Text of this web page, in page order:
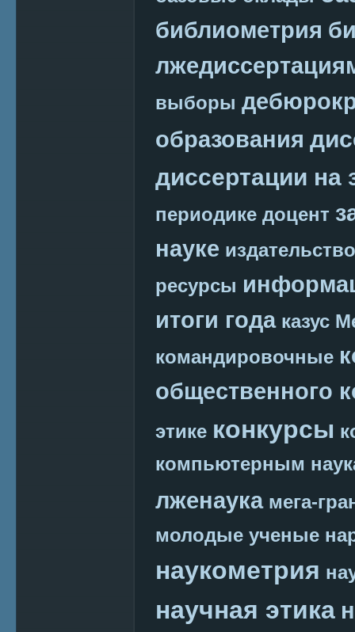
библиометрия
выборы
образования
диссертации на
периодике доцент
науке издательство
ресурсы
итоги года казус
командировочные
общественного
этике конкурсы
компьютерным
лженаука мега-
молодые ученые
наукометрия
научная этика